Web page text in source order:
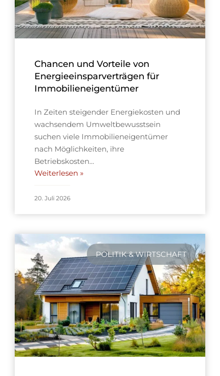
Chancen und Vorteile von
Energieeinsparverträgen für
Immobilieneigentümer
In Zeiten steigender Energiekosten und
wachsendem Umweltbewusstsein
suchen viele Immobilieneigentümer
nach Möglichkeiten, ihre
Betriebskosten…
Weiterlesen »
20. Juli 2026
POLITIK & WIRTSCHAFT